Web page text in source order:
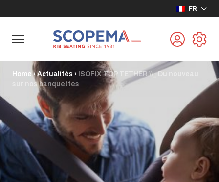
FR
Home›Actualités › ISOFIX TOP TETHER \\_ Du nouveau
sur nos banquettes